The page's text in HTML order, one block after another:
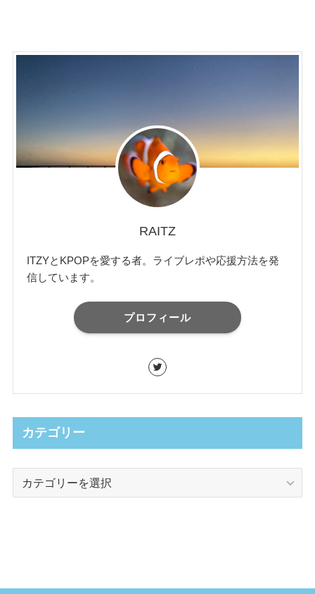
RAITZ
ITZYとKPOPを愛する者。ライブレポや応援方法を発
信しています。
プロフィール
カテゴリー